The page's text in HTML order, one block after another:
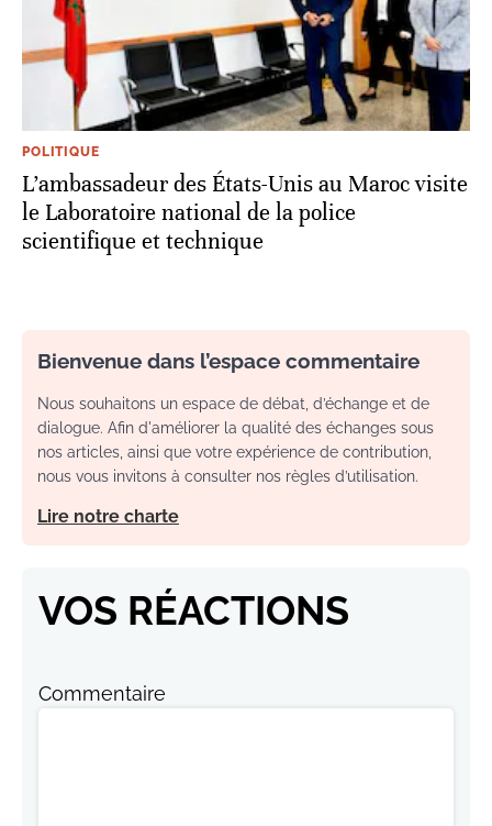
POLITIQUE
L’ambassadeur des États-Unis au Maroc visite
le Laboratoire national de la police
scientifique et technique
Bienvenue dans l’espace commentaire
Nous souhaitons un espace de débat, d’échange et de
dialogue. Afin d'améliorer la qualité des échanges sous
nos articles, ainsi que votre expérience de contribution,
nous vous invitons à consulter nos règles d’utilisation.
Lire notre charte
VOS RÉACTIONS
Commentaire